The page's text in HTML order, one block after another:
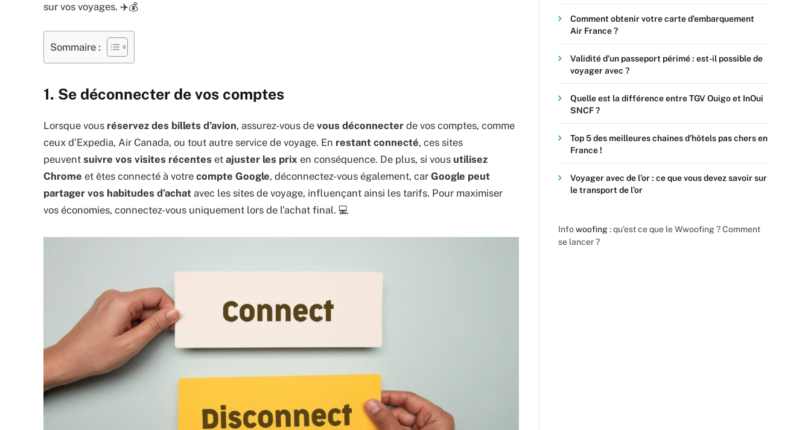
sur vos voyages. ✈️💰
Sommaire :
1. Se déconnecter de vos comptes
Lorsque vous réservez des billets d’avion, assurez-vous de vous déconnecter de vos comptes, comme
ceux d’Expedia, Air Canada, ou tout autre service de voyage. En restant connecté, ces sites
peuvent suivre vos visites récentes et ajuster les prix en conséquence. De plus, si vous utilisez
Chrome et êtes connecté à votre compte Google, déconnectez-vous également, car Google peut
partager vos habitudes d’achat avec les sites de voyage, influençant ainsi les tarifs. Pour maximiser
vos économies, connectez-vous uniquement lors de l’achat final. 💻
Comment obtenir votre carte d’embarquement
Air France ?
Validité d’un passeport périmé : est-il possible de
voyager avec ?
Quelle est la différence entre TGV Ouigo et InOui
SNCF ?
Top 5 des meilleures chaines d’hôtels pas chers en
France !
Voyager avec de l’or : ce que vous devez savoir sur
le transport de l’or
Infowoofing: qu’est ce que le Wwoofing ? Comment
se lancer ?